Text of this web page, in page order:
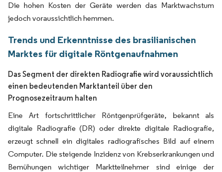
Die hohen Kosten der Geräte werden das Marktwachstum
jedoch voraussichtlich hemmen.
Trends und Erkenntnisse des brasilianischen
Marktes für digitale Röntgenaufnahmen
Das Segment der direkten Radiografie wird voraussichtlich
einen bedeutenden Marktanteil über den
Prognosezeitraum halten
Eine Art fortschrittlicher Röntgenprüfgeräte, bekannt als
digitale Radiografie (DR) oder direkte digitale Radiografie,
erzeugt schnell ein digitales radiografisches Bild auf einem
Computer. Die steigende Inzidenz von Krebserkrankungen und
Bemühungen wichtiger Marktteilnehmer sind einige der